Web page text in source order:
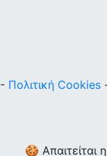
- Πολιτική Cookies
🍪